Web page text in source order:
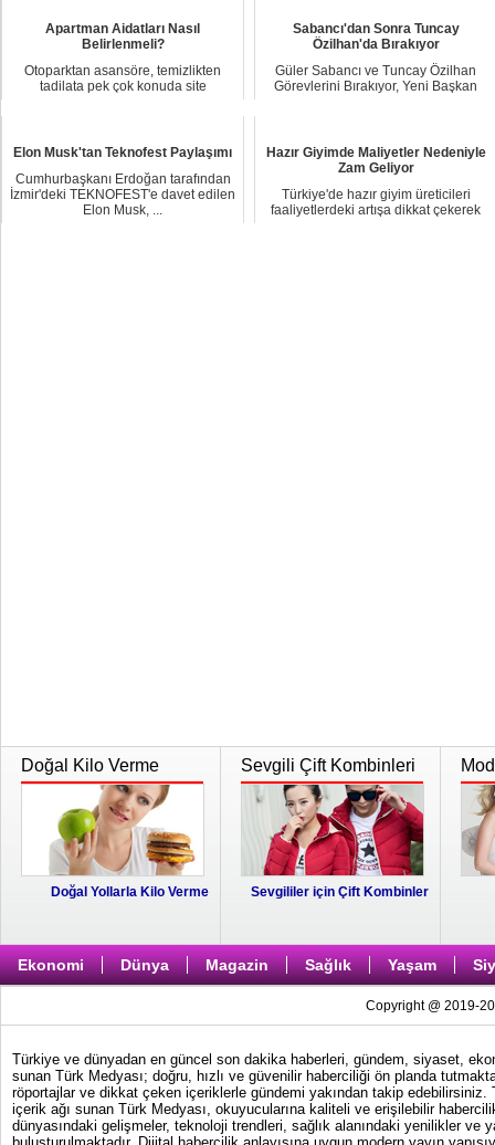
Apartman Aidatları Nasıl
Belirlenmeli?
Otoparktan asansöre, temizlikten
tadilata pek çok konuda site
Sabancı'dan Sonra Tuncay
Özilhan'da Bırakıyor
Güler Sabancı ve Tuncay Özilhan
Görevlerini Bırakıyor, Yeni Başkan
Elon Musk'tan Teknofest Paylaşımı
Cumhurbaşkanı Erdoğan tarafından
İzmir'deki TEKNOFEST'e davet edilen
Elon Musk, ...
Hazır Giyimde Maliyetler Nedeniyle
Zam Geliyor
Türkiye'de hazır giyim üreticileri
faaliyetlerdeki artışa dikkat çekerek
Doğal Kilo Verme
Doğal Yollarla Kilo Verme
Sevgili Çift Kombinleri
Sevgililer için Çift Kombinler
Ekonomi Dünya Magazin Sağlık Yaşam
Copyright @ 2019-
Türkiye ve dünyadan en güncel son dakika haberleri, gündem, siyaset,
sunan Türk Medyası; doğru, hızlı ve güvenilir haberciliği ön planda
röportajlar ve dikkat çeken içeriklerle gündemi yakından takip
içerik ağı sunan Türk Medyası, okuyucularına kaliteli ve erişilebilir
dünyasındaki gelişmeler, teknoloji trendleri, sağlık alanındaki yenilikler